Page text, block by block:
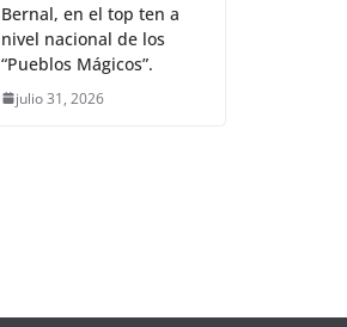
Bernal, en el top ten a
nivel nacional de los
“Pueblos Mágicos”.
julio 31, 2026